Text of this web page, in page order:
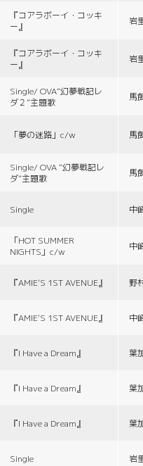
『コアラボーイ・コッキ
ー』
岩
『コアラボーイ・コッキ
ー』
岩
Single/ OVA“幻夢戦記レ
ダ２”主題歌
馬
「夢の迷路」c/w 馬
Single/ OVA “幻夢戦記レ
ダ”主題歌
馬
Single 中
「HOT SUMMER
NIGHTS」c/w
中
『AMIE'S 1ST AVENUE』 野
『AMIE'S 1ST AVENUE』 中
『I Have a Dream』 葉
『I Have a Dream』 葉
『I Have a Dream』 葉
Single 岩